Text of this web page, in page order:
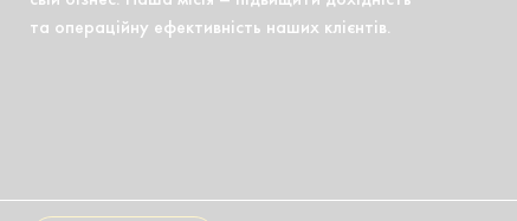
та операційну ефективність наших клієнтів.